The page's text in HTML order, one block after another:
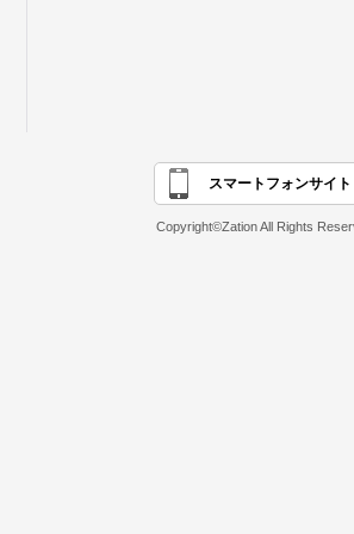
スマートフォンサイト
Copyright©Zation All Rights